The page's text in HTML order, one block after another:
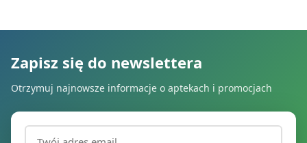
Zapisz się do newslettera
Otrzymuj najnowsze informacje o aptekach i promocjach
Adres email (wymagany)